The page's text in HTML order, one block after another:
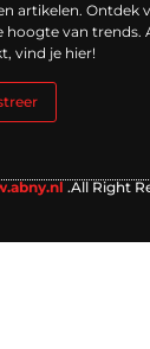
artikelen. Ontdek
hoogte van trends.
vind je hier!
.All Right